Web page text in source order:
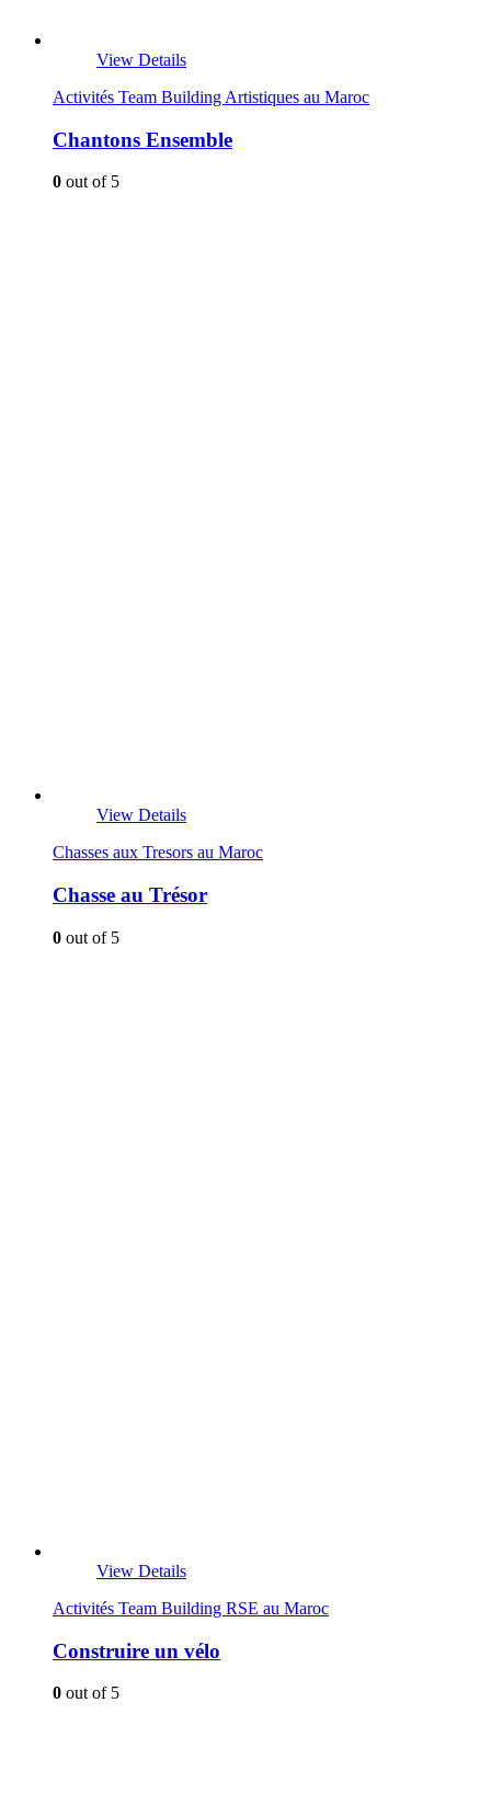
View Details
Activités Team Building Artistiques au Maroc
Chantons Ensemble
0 out of 5
View Details
Chasses aux Tresors au Maroc
Chasse au Trésor
0 out of 5
View Details
Activités Team Building RSE au Maroc
Construire un vélo
0 out of 5